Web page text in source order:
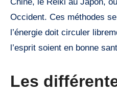
Occident. Ces méthodes
l’énergie doit circuler
l’esprit soient en bonne
Les